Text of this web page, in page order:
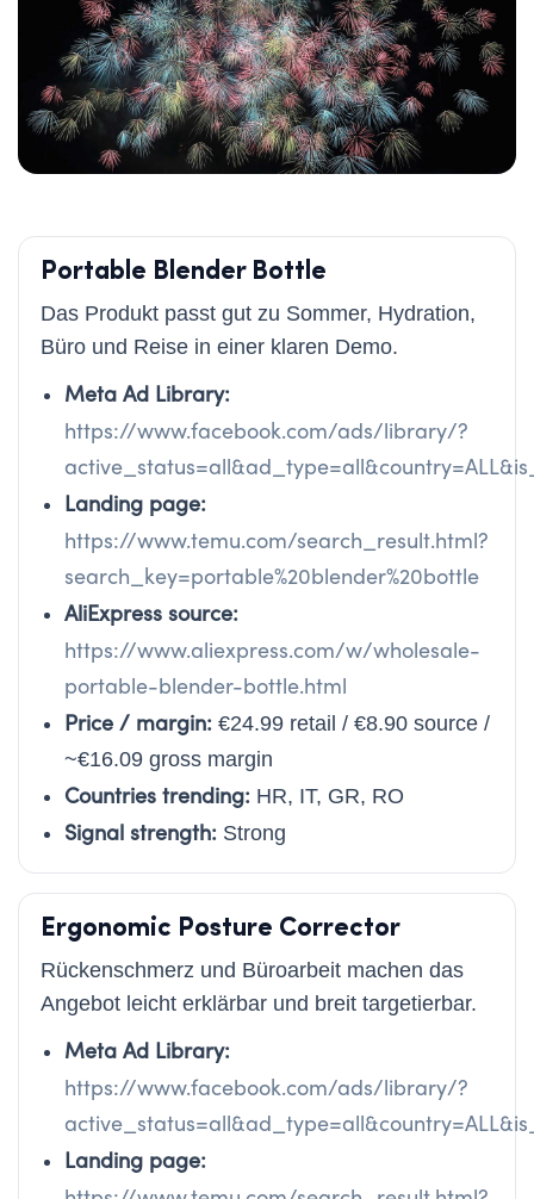
Portable Blender Bottle
Das Produkt passt gut zu Sommer, Hydration,
Büro und Reise in einer klaren Demo.
Meta Ad Library:
https://www.facebook.com/ads/library/?
Landing page:
https://www.temu.com/search_result.html?
search_key=portable%20blender%20bottle
AliExpress source:
https://www.aliexpress.com/w/wholesale-
portable-blender-bottle.html
Price / margin: €24.99 retail / €8.90 source /
~€16.09 gross margin
Countries trending: HR, IT, GR, RO
Signal strength: Strong
Ergonomic Posture Corrector
Rückenschmerz und Büroarbeit machen das
Angebot leicht erklärbar und breit targetierbar.
Meta Ad Library:
https://www.facebook.com/ads/library/?
Landing page: